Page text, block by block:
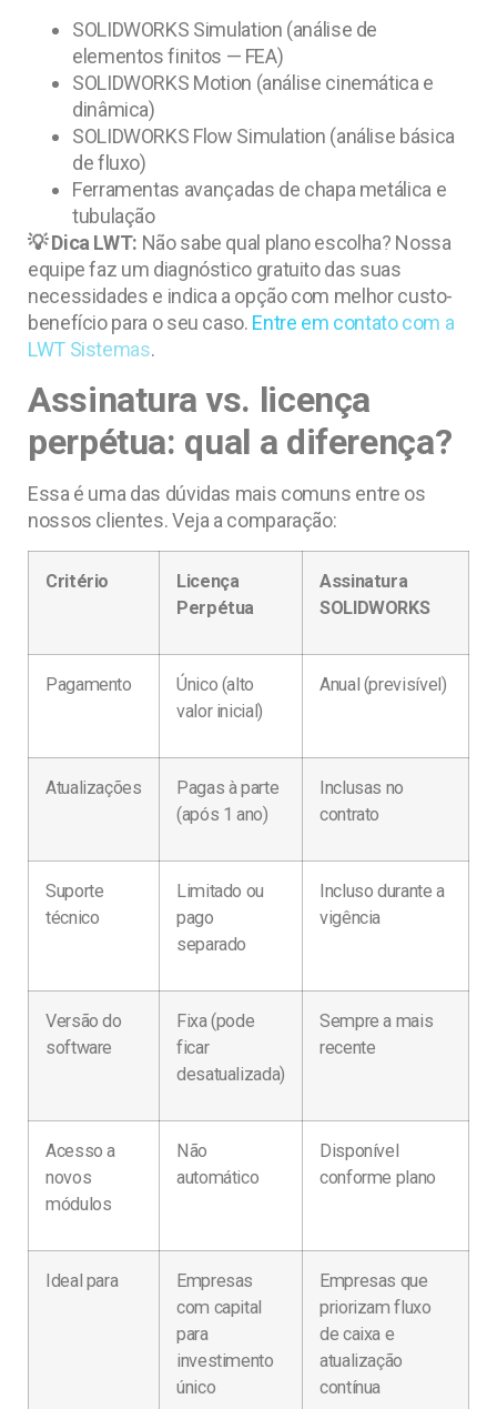
SOLIDWORKS Simulation (análise de
elementos finitos — FEA)
SOLIDWORKS Motion (análise cinemática e
dinâmica)
SOLIDWORKS Flow Simulation (análise básica
de fluxo)
Ferramentas avançadas de chapa metálica e
tubulação
💡 Dica LWT: Não sabe qual plano escolha? Nossa
equipe faz um diagnóstico gratuito das suas
necessidades e indica a opção com melhor custo-
benefício para o seu caso. Entre em contato com a
LWT Sistemas.
Assinatura vs. licença
perpétua: qual a diferença?
Essa é uma das dúvidas mais comuns entre os
nossos clientes. Veja a comparação:
Critério
Licença
Perpétua
Assinatura
SOLIDWORKS
Pagamento
Único (alto
valor inicial)
Anual (previsível)
Atualizações
Pagas à parte
(após 1 ano)
Inclusas no
contrato
Suporte
técnico
Limitado ou
pago
separado
Incluso durante a
vigência
Versão do
software
Fixa (pode
ficar
desatualizada)
Sempre a mais
recente
Acesso a
novos
módulos
Não
automático
Disponível
conforme plano
Ideal para
Empresas
com capital
para
investimento
único
Empresas que
priorizam fluxo
de caixa e
atualização
contínua